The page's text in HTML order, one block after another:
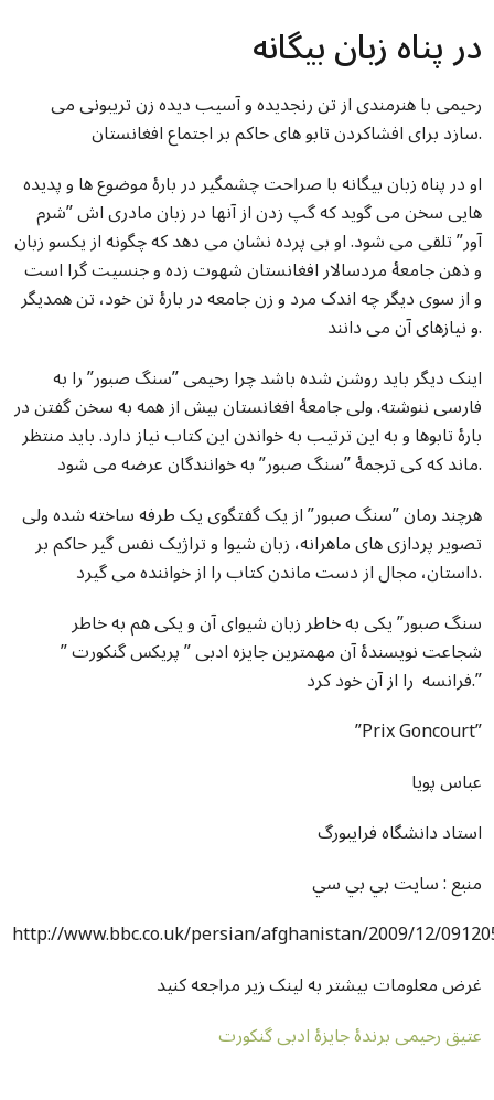
در پناه زبان بیگانه
رحیمی با هنرمندی از تن رنجدیده و آسیب دیده زن تریبونی می
سازد برای افشاکردن تابو های حاکم بر اجتماع افغانستان.
او در پناه زبان بیگانه با صراحت چشمگیر در بارۀ موضوع ها و پدیده
هایی سخن می گوید که گپ زدن از آنها در زبان مادری اش ”شرم
آور” تلقی می شود. او بی پرده نشان می دهد که چگونه از یکسو زبان
و ذهن جامعۀ مردسالار افغانستان شهوت زده و جنسیت گرا است
و از سوی دیگر چه اندک مرد و زن جامعه در بارۀ تن خود، تن همدیگر
و نیازهای آن می دانند.
اینک دیگر باید روشن شده باشد چرا رحیمی ”سنگ صبور” را به
فارسی ننوشته. ولی جامعۀ افغانستان بیش از همه به سخن گفتن در
بارۀ تابوها و به این ترتیب به خواندن این کتاب نیاز دارد. باید منتظر
ماند که کی ترجمۀ ”سنگ صبور” به خوانندگان عرضه می شود.
هرچند رمان ”سنگ صبور” از یک گفتگوی یک طرفه ساخته شده ولی
تصویر پردازی های ماهرانه، زبان شیوا و تراژیک نفس گیر حاکم بر
داستان، مجال از دست ماندن کتاب را از خواننده می گیرد.
سنگ صبور” یکی به خاطر زبان شیوای آن و یکی هم به خاطر
شجاعت نویسندۀ آن مهمترین جایزه ادبی ” پريکس گنکورت ”
فرانسه را از آن خود کرد.”
”Prix Goncourt”
عباس پویا
استاد دانشگاه فرایبورگ
منبع : سايت بي بي سي
http://www.bbc.co.uk/persian/afghanistan/2009/12/
غرض معلومات بيشتر به لينک زير مراجعه کنيد
عتیق رحیمی برندۀ جایزۀ ادبی گنکورت